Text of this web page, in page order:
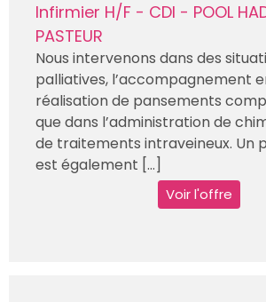
Infirmier H/F - CDI - POOL
PASTEUR
Nous intervenons dans des
palliatives, l’accompagnement
réalisation de pansements
que dans l’administration de
de traitements intraveineux. Un
est également [...]
Voir l'offre